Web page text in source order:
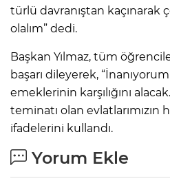
türlü davranıştan kaçınarak
olalım” dedi.
Başkan Yılmaz, tüm
başarı dileyerek,
emeklerinin karşılığını
teminatı olan evlatlarımızın
ifadelerini kullandı.
Yorum Ekle